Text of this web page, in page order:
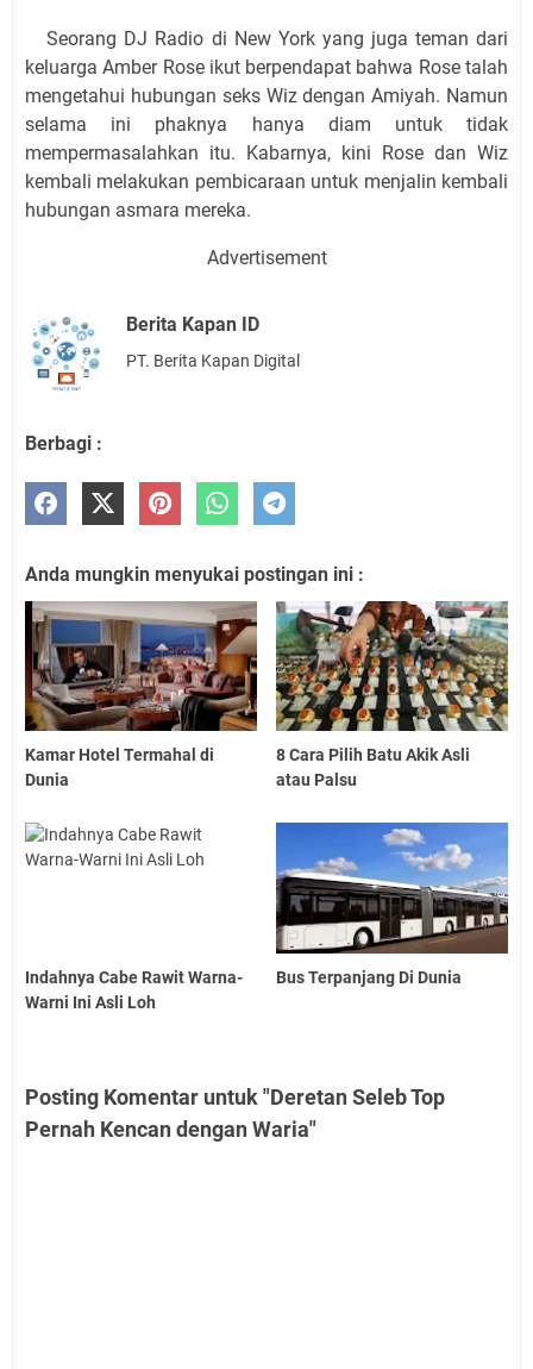
Seorang DJ Radio di New York yang juga teman dari
keluarga Amber Rose ikut berpendapat bahwa Rose talah
mengetahui hubungan seks Wiz dengan Amiyah. Namun
selama ini phaknya hanya diam untuk tidak
mempermasalahkan itu. Kabarnya, kini Rose dan Wiz
kembali melakukan pembicaraan untuk menjalin kembali
hubungan asmara mereka.
Advertisement
Berita Kapan ID
PT. Berita Kapan Digital
Berbagi :
Anda mungkin menyukai postingan ini :
Kamar Hotel Termahal di
Dunia
8 Cara Pilih Batu Akik Asli
atau Palsu
Indahnya Cabe Rawit Warna-
Warni Ini Asli Loh
Bus Terpanjang Di Dunia
Posting Komentar untuk "Deretan Seleb Top
Pernah Kencan dengan Waria"